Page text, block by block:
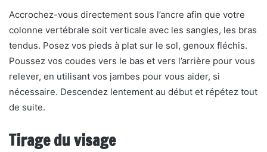
Accrochez-vous directement sous l’ancre afin que votre
colonne vertébrale soit verticale avec les sangles, les bras
tendus. Posez vos pieds à plat sur le sol, genoux fléchis.
Poussez vos coudes vers le bas et vers l’arrière pour vous
relever, en utilisant vos jambes pour vous aider, si
nécessaire. Descendez lentement au début et répétez tout
de suite.
Tirage du visage